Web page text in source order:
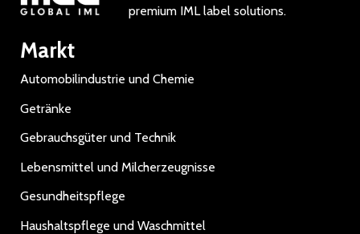
premium IML label solutions.
Markt
Automobilindustrie und Chemie
Getränke
Gebrauchsgüter und Technik
Lebensmittel und Milcherzeugnisse
Gesundheitspflege
Haushaltspflege und Waschmittel